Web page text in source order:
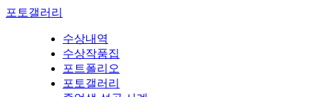
포토갤러리
수상내역
수상작품집
포트폴리오
포토갤러리